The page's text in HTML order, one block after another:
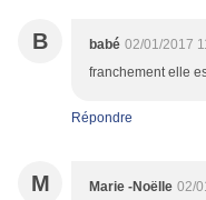
B babé 02/01/2017
franchement elle
Répondre
M Marie -Noëlle 02/